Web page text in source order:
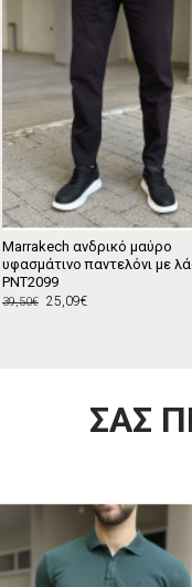
Marrakech ανδρικό μαύρο
υφασμάτινο παντελόνι με
PNT2099
25,09€
39,50€
ΣΑΣ